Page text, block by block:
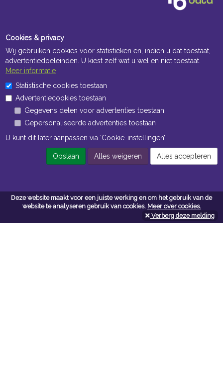
Deze website maakt voor een juiste werking en om het gebruik van de
website te analyseren gebruik van cookies. Meer over cookies.
Verberg deze melding
Contacteer ons
Kerkstoel bouwmaterialen
Cookies & privacy
Wij gebruiken cookies voor statistieken en, indien u dat toestaat,
advertentiedoeleinden. U kiest zelf wat u wel en niet toestaat.
Meer informatie
Statistische cookies toestaan
Advertentiecookies toestaan
Gegevens delen voor advertenties toestaan
Gepersonaliseerde advertenties toestaan
U kunt dit later aanpassen via ‘Cookie-instellingen’.
Opslaan Alles weigeren Alles accepteren